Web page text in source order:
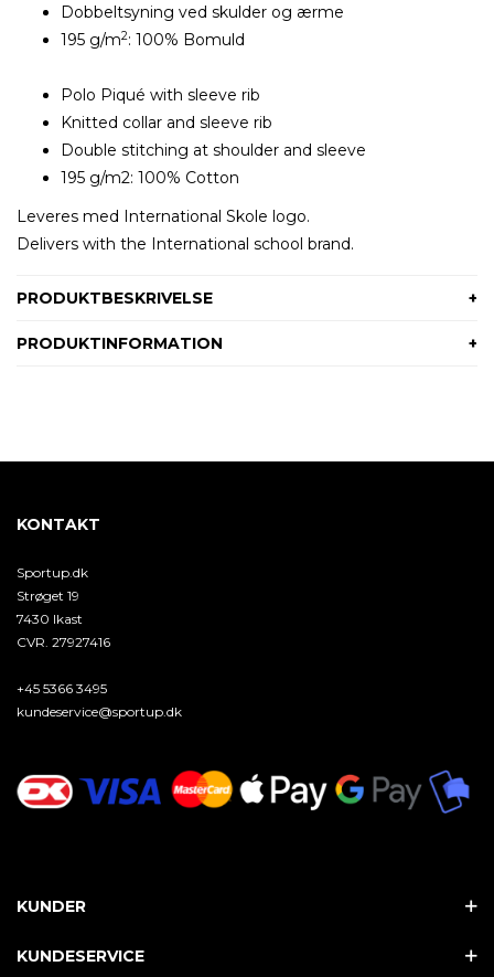
Dobbeltsyning ved skulder og ærme
195 g/m2: 100% Bomuld
Polo Piqué with sleeve rib
Knitted collar and sleeve rib
Double stitching at shoulder and sleeve
195 g/m2: 100% Cotton
Leveres med International Skole logo.
Delivers with the International school brand.
PRODUKTBESKRIVELSE
PRODUKTINFORMATION
KONTAKT
Sportup.dk
Strøget 19
7430 Ikast
CVR. 27927416
+45 5366 3495
kundeservice@sportup.dk
KUNDER
KUNDESERVICE